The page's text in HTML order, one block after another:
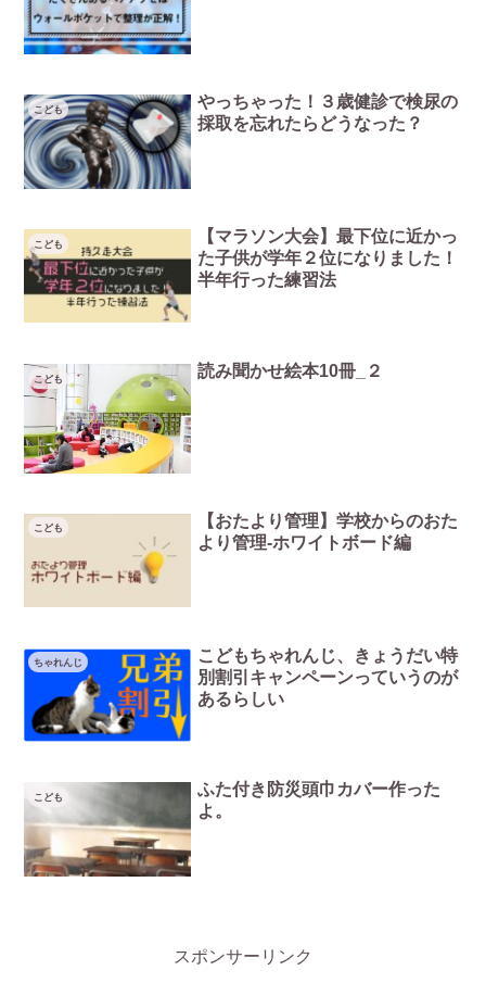
こども
やっちゃった！３歳健診で検尿の
採取を忘れたらどうなった？
こども
【マラソン大会】最下位に近かっ
た子供が学年２位になりました！
半年行った練習法
こども 読み聞かせ絵本10冊_２
こども
【おたより管理】学校からのおた
より管理-ホワイトボード編
ちゃれんじ
こどもちゃれんじ、きょうだい特
別割引キャンペーンっていうのが
あるらしい
こども
ふた付き防災頭巾カバー作った
よ。
スポンサーリンク